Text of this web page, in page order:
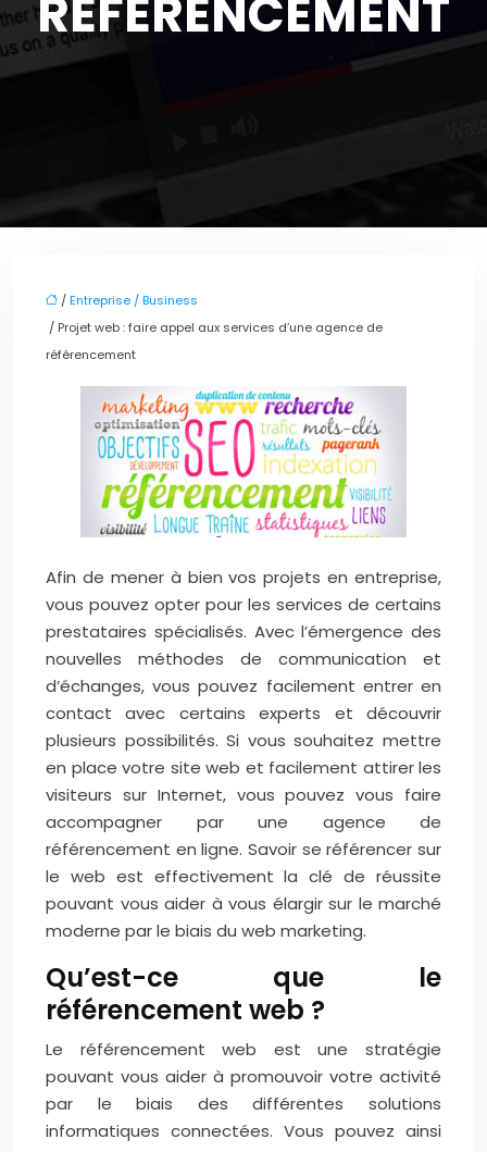
RÉFÉRENCEMENT
/Entreprise / Business
/ Projet web : faire appel aux services d’une agence de
référencement
Afin de mener à bien vos projets en entreprise,
vous pouvez opter pour les services de certains
prestataires spécialisés. Avec l’émergence des
nouvelles méthodes de communication et
d’échanges, vous pouvez facilement entrer en
contact avec certains experts et découvrir
plusieurs possibilités. Si vous souhaitez mettre
en place votre site web et facilement attirer les
visiteurs sur Internet, vous pouvez vous faire
accompagner par une agence de
référencement en ligne. Savoir se référencer sur
le web est effectivement la clé de réussite
pouvant vous aider à vous élargir sur le marché
moderne par le biais du web marketing.
Qu’est-ce que le
référencement web ?
Le référencement web est une stratégie
pouvant vous aider à promouvoir votre activité
par le biais des différentes solutions
informatiques connectées. Vous pouvez ainsi